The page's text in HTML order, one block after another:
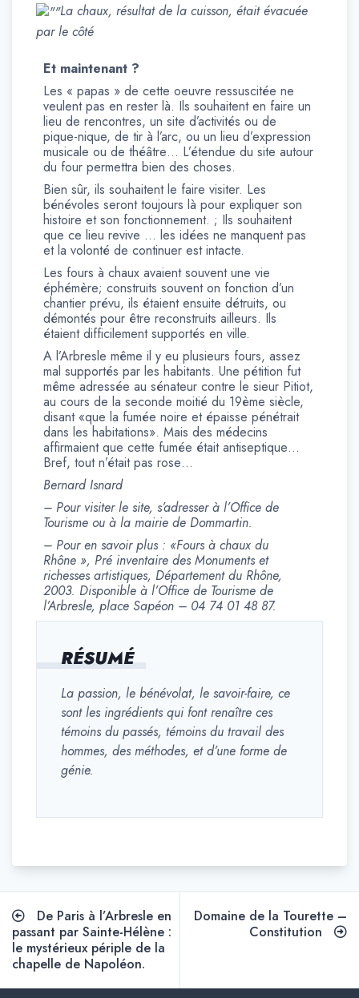
RÉSUMÉ
La passion, le bénévolat, le savoir-faire, ce
sont les ingrédients qui font renaître ces
témoins du passés, témoins du travail des
hommes, des méthodes, et d’une forme de
génie.
La chaux, résultat de la cuisson, était évacuée
par le côté
Et maintenant ?
Les « papas » de cette oeuvre ressuscitée ne
veulent pas en rester là. Ils souhaitent en faire un
lieu de rencontres, un site d’activités ou de
pique-nique, de tir à l’arc, ou un lieu d’expression
musicale ou de théâtre… L’étendue du site autour
du four permettra bien des choses.
Bien sûr, ils souhaitent le faire visiter. Les
bénévoles seront toujours là pour expliquer son
histoire et son fonctionnement. ; Ils souhaitent
que ce lieu revive … les idées ne manquent pas
et la volonté de continuer est intacte.
Les fours à chaux avaient souvent une vie
éphémère; construits souvent on fonction d’un
chantier prévu, ils étaient ensuite détruits, ou
démontés pour être reconstruits ailleurs. Ils
étaient difficilement supportés en ville.
A l’Arbresle même il y eu plusieurs fours, assez
mal supportés par les habitants. Une pétition fut
même adressée au sénateur contre le sieur Pitiot,
au cours de la seconde moitié du 19ème siècle,
disant «que la fumée noire et épaisse pénétrait
dans les habitations». Mais des médecins
affirmaient que cette fumée était antiseptique…
Bref, tout n’était pas rose…
Bernard Isnard
– Pour visiter le site, s’adresser à l’Office de
Tourisme ou à la mairie de Dommartin.
– Pour en savoir plus : «Fours à chaux du
Rhône », Pré inventaire des Monuments et
richesses artistiques, Département du Rhône,
2003. Disponible à l’Office de Tourisme de
l’Arbresle, place Sapéon – 04 74 01 48 87.
Navigation
de
l’article
De Paris à l’Arbresle en
passant par Sainte-Hélène :
le mystérieux périple de la
chapelle de Napoléon.
Domaine de la Tourette –
Constitution